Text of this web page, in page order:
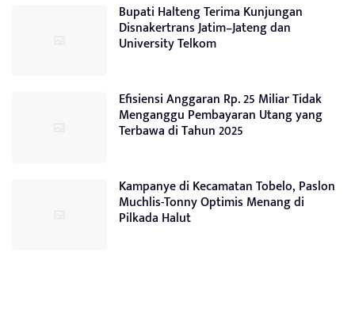
Bupati Halteng Terima Kunjungan
Disnakertrans Jatim–Jateng dan
University Telkom
Efisiensi Anggaran Rp. 25 Miliar Tidak
Menganggu Pembayaran Utang yang
Terbawa di Tahun 2025
Kampanye di Kecamatan Tobelo, Paslon
Muchlis-Tonny Optimis Menang di
Pilkada Halut